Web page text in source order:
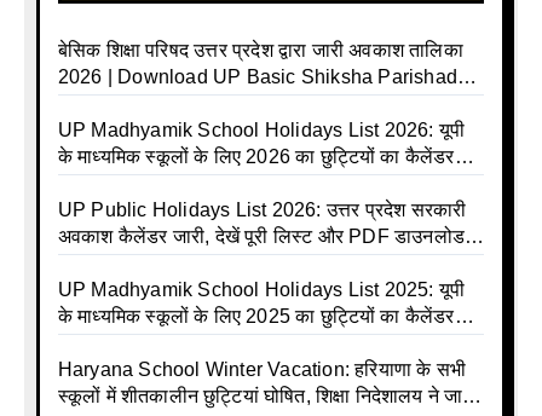
बेसिक शिक्षा परिषद उत्तर प्रदेश द्वारा जारी अवकाश तालिका
2026 | Download UP Basic Shiksha Parishad
Basic School Avkash Talika UP 2026 | UP Basic
Shiksha Parishad Avkash Talika 2026 | UP
Calendar List 2026
UP Madhyamik School Holidays List 2026: यूपी
के माध्यमिक स्कूलों के लिए 2026 का छुट्टियों का कैलेंडर
Talika | UP Madhyamik Avkash Talika 2026 | UP
Madhyamik School avkash suchi | UP
Holiday Calendar | Madhyamik School Holidays
List 2026
UP Public Holidays List 2026: उत्तर प्रदेश सरकारी
अवकाश कैलेंडर जारी, देखें पूरी लिस्ट और PDF डाउनलोड
talika | Sarkari Avkash Talika | Up Holidays List |
Holidays Calendar
UP Madhyamik School Holidays List 2025: यूपी
के माध्यमिक स्कूलों के लिए 2025 का छुट्टियों का कैलेंडर
Talika | Up Madhyamik Avkash Talika 2025 | UP
Madhyamik School avkash suchi | UP
Haryana School Winter Vacation: हरियाणा के सभी
स्कूलों में शीतकालीन छुट्टियां घोषित, शिक्षा निदेशालय ने जारी